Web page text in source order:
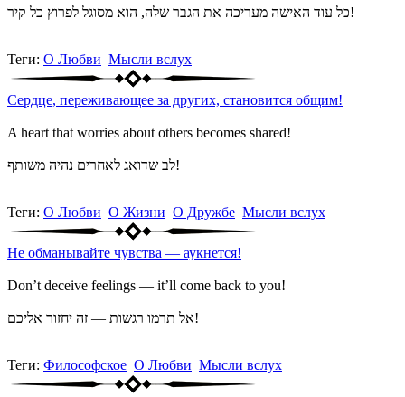
כל עוד האישה מעריכה את הגבר שלה, הוא מסוגל לפרוץ כל קיר!
Теги: О Любви Мысли вслух
Сердце, переживающее за других, становится общим!
A heart that worries about others becomes shared!
לב שדואג לאחרים נהיה משותף!
Теги: О Любви О Жизни О Дружбе Мысли вслух
Не обманывайте чувства — аукнется!
Don’t deceive feelings — it’ll come back to you!
‏אל תרמו רגשות — זה יחזור אליכם!
Теги: Философское О Любви Мысли вслух